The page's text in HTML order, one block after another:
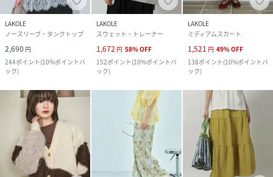
LAKOLE
ノースリーブ・タンクトップ
2,690 円
244ポイント(10%ポイントバ
ック)
LAKOLE
スウェット・トレーナー
1,672 円 58%OFF
152ポイント(10%ポイントバ
ック)
LAKOLE
ミディアムスカート
1,521 円 49%OFF
138ポイント(10%ポイントバ
ック)